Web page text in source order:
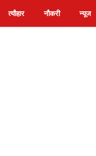
त्यौहार नौकरी न्यूज